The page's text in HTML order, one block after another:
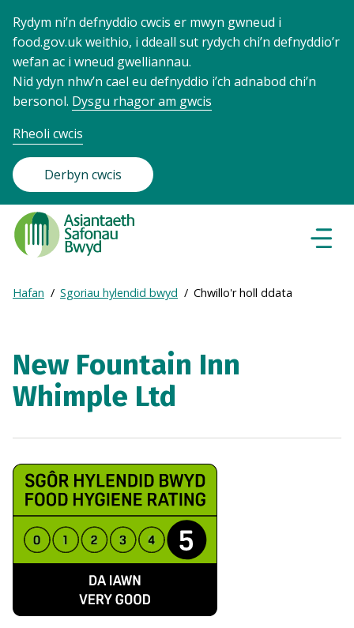
Rydym ni’n defnyddio cwcis er mwyn gwneud i
food.gov.uk weithio, i ddeall sut rydych chi’n defnyddio’r
wefan ac i wneud gwelliannau.
Nid ydyn nhw’n cael eu defnyddio i’ch adnabod chi’n
bersonol. Dysgu rhagor am gwcis
Rheoli cwcis
Derbyn cwcis
Food
Standards
Agency
Frontpage
Breadcrumb
Expand
breadcrumb
Hafan Sgoriau hylendid bwyd Chwillo'r holl ddata
New Fountain Inn
Whimple Ltd